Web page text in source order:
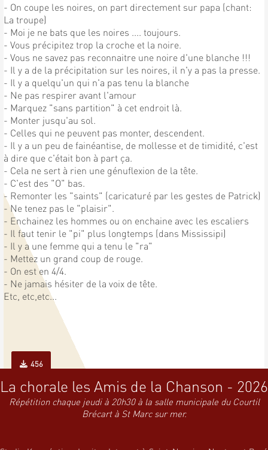
- On coupe les noires, on part directement sur papa (chant:
La troupe)
- Moi je ne bats que les noires .... toujours.
- Vous précipitez trop la croche et la noire.
- Vous ne savez pas reconnaitre une noire d'une blanche !!!
- Il y a de la précipitation sur les noires, il n'y a pas la presse.
- Il y a quelqu'un qui n'a pas tenu la blanche
- Ne pas respirer avant l'amour
- Marquez "sans partition" à cet endroit là.
- Monter jusqu'au sol.
- Celles qui ne peuvent pas monter, descendent.
- Il y a un peu de fainéantise, de mollesse et de timidité, c'est
à dire que c'était bon à part ça.
- Cela ne sert à rien une génuflexion de la tête.
- C'est des "O" bas.
- Remonter les "saints" (caricaturé par les gestes de Patrick)
- Ne tenez pas le "plaisir".
- Enchainez les hommes ou on enchaine avec les escaliers
- Il faut tenir le "pi" plus longtemps (dans Mississipi)
- Il y a une femme qui a tenu le "ra"
- Mettez un grand coup de rouge.
- On est en 4/4.
- Ne jamais hésiter de la voix de tête.
Etc, etc,etc...
456
La chorale les Amis de la Chanson - 2026
Répétition chaque jeudi à 20h30 à la salle municipale du Courtil
Brécart à St Marc sur mer.